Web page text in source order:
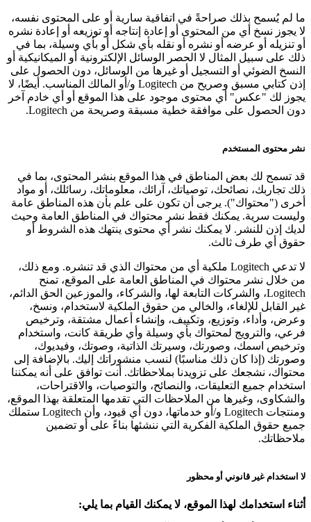
ما لم يُسمح بذلك صراحةً في اتفاقية سارية أو على المحتوى نفسه،
لا يجوز نسخ أي من المحتوى أو إعادة إنتاجه أو توزيعه أو إعادة نشره
أو تنزيله أو عرضه أو نشره أو نقله بأي شكل أو بأي وسيلة، بما في
ذلك على سبيل المثال لا الحصر الوسائل الإلكترونية أو الميكانيكية أو
النسخ الضوئي أو التسجيل أو غيرها من الوسائل، دون الحصول على
إذن كتابي مسبق وصريح من Logitech و/أو المالك المناسب. أيضًا، لا
يجوز لك "عكس" أي محتوى موجود على هذا الموقع أو أي خادم آخر
دون الحصول على موافقة خطية مسبقة وصريحة من Logitech.
نشر محتوى المستخدم
قد تسمح لك بعض المناطق في هذا الموقع بنشر المحتوى، بما في
ذلك تجاربك، نصائحك، توصياتك، آرائك، معلوماتك، رسائلك، أو مواد
أخرى ("محتواك"). يرجى أن تكون على علم بأن هذه المناطق عامة
وليست سرية. يمكنك فقط نشر محتواك في المناطق العامة وحيث
لديك إذن للنشر. لا يمكنك نشر أي محتوى ينتهك هذه الشروط أو
حقوق أي طرف ثالث.
لا تدعي Logitech ملكية أي من محتواك الذي قد تنشره. ومع ذلك،
من خلال نشر محتواك في المناطق العامة على الموقع، تمنح
Logitech، والشركات التابعة لها، والشركاء، والموزعين الحق الدائم،
غير القابل للإلغاء، والخالي من حقوق الملكية لاستخدام، ونسخ،
وعرض، وأداء، وتوزيع، وتكييف، وإنشاء أعمال مشتقة، وترخيص
فرعي، والترويج لمحتواك بأي وسيلة وأي طريقة كانت، واستخدام
وترخيص اسمك، وصورتك، وسيرتك الذاتية، وصوتك، وفيديوك،
وصورتك (إذا كان ذلك مناسبًا) لنسب منشوراتك إليك. بالإضافة إلى
محتواك، نشجعك على تزويدنا بملاحظاتك. أنت توافق على أنه يمكننا
استخدام جميع التعليقات، والنصائح، والتوصيات، والاقتراحات،
والشكاوى، وغيرها من الملاحظات التي تقدمها المتعلقة بهذا الموقع،
ومنتجات Logitech و/أو خدماتها، دون أي قيود، وأن Logitech ستملك
جميع حقوق الملكية الفكرية التي ننشئها بناءً على أو تضمين
ملاحظاتك.
لا استخدام غير قانوني أو محظور
أثناء استخدامك لهذا الموقع، لا يمكنك القيام بما يلي: